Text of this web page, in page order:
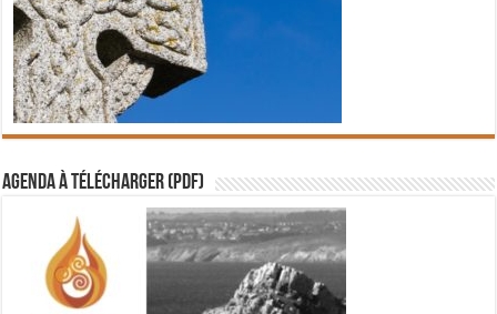
Agenda à télécharger (PDF)